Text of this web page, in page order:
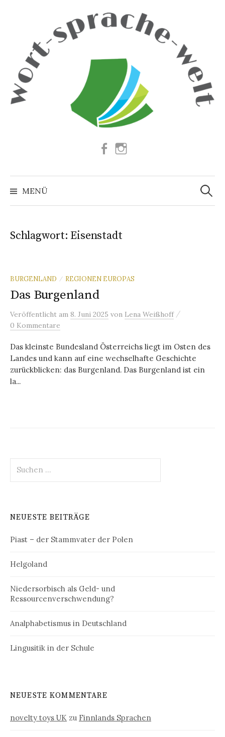
Facebook
MENÜ
Suchen
nach:
Schlagwort: Eisenstadt
BURGENLAND / REGIONEN EUROPAS
Das Burgenland
Veröffentlicht am 8. Juni 2025 von Lena Weißhoff /
0 Kommentare
Das kleinste Bundesland Österreichs liegt im Osten des
Landes und kann auf eine wechselhafte Geschichte
zurückblicken: das Burgenland. Das Burgenland ist ein
la...
nach:
NEUESTE BEITRÄGE
Piast – der Stammvater der Polen
Helgoland
Niedersorbisch als Geld- und
Ressourcenverschwendung?
Analphabetismus in Deutschland
Lingusitik in der Schule
NEUESTE KOMMENTARE
novelty toys UK zu Finnlands Sprachen